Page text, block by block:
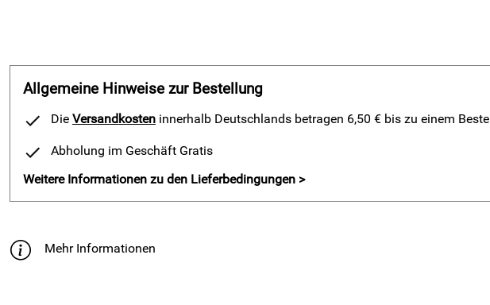
Allgemeine Hinweise zur Bestellung
Die Versandkosten innerhalb Deutschlands betragen 6,50 € bis zu einem
Abholung im Geschäft Gratis
Weitere Informationen zu den Lieferbedingungen >
Mehr Informationen